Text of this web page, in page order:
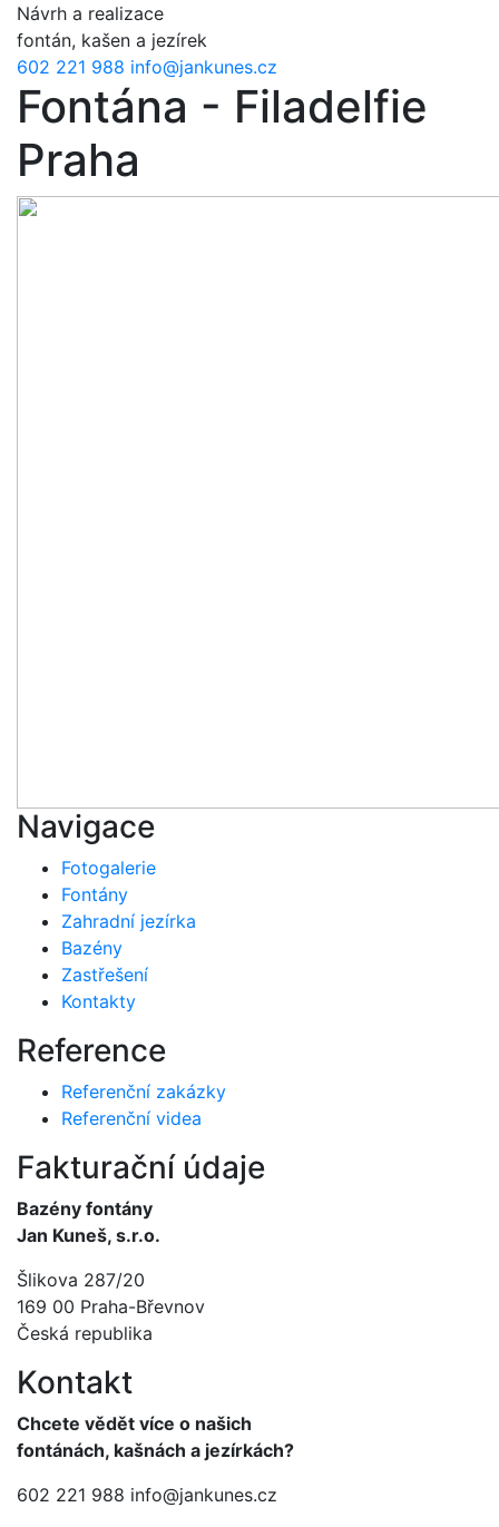
Přejít k hlavnímu obsahu
Návrh a realizace
fontán, kašen a jezírek
602 221 988 info@jankunes.cz
Fontána - Filadelfie
Praha
Navigace
Fotogalerie
Fontány
Zahradní jezírka
Bazény
Zastřešení
Kontakty
Reference
Referenční zakázky
Referenční videa
Fakturační údaje
Bazény fontány
Jan Kuneš, s.r.o.
Šlikova 287/20
169 00 Praha-Břevnov
Česká republika
Kontakt
Chcete vědět více o našich
fontánách, kašnách a jezírkách?
602 221 988 info@jankunes.cz